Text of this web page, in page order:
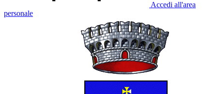
Accedi all'area
personale